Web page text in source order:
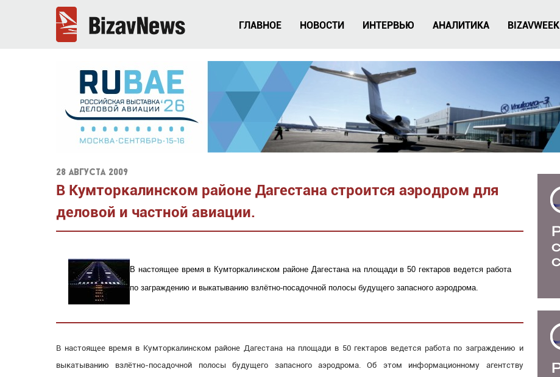
ГЛАВНОЕ НОВОСТИ ИНТЕРВЬЮ АНАЛИТИКА BIZAVWEEK
28 августа 2009
В Кумторкалинском районе Дагестана строится аэродром для
деловой и частной авиации.
В настоящее время в Кумторкалинском районе Дагестана на площади в 50 гектаров ведется работа
по заграждению и выкатыванию взлётно-посадочной полосы будущего запасного аэродрома.
В настоящее время в Кумторкалинском районе Дагестана на площади в 50 гектаров ведется работа по заграждению и
выкатыванию взлётно-посадочной полосы будущего запасного аэродрома. Об этом информационному агентству